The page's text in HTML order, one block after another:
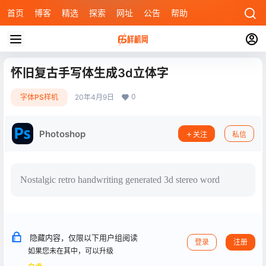
首页 博客 精选 探索 网址 公告 帮助
怀旧复古手写体生成3d立体字
字体PS样机 20年4月9日 0
Photoshop 关注 私信
Nostalgic retro handwriting generated 3d stereo word
隐藏内容，仅限以下用户组阅读
如果您未在其中，可以升级
登录 注册